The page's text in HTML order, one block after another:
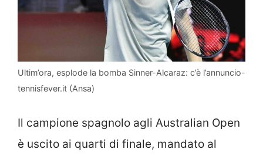
Ultim’ora, esplode la bomba Sinner-Alcaraz: c’è l’annuncio-
tennisfever.it (Ansa)
Il campione spagnolo agli Australian Open
è uscito ai quarti di finale, mandato al